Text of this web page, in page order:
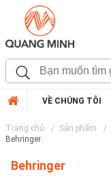
VỀ CHÚNG TÔI
Trang chủ Sản phẩm
Behringer
Behringer